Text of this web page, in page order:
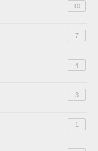
10
7
4
3
1